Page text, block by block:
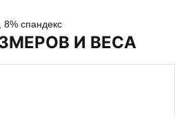
8% спандекс
И ВЕСА